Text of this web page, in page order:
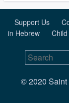
Support Us
in Hebrew
© 2020 Saint